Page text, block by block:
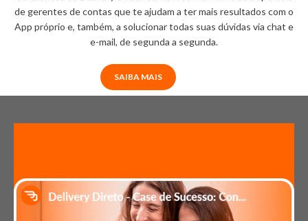
de gerentes de contas que te ajudam a ter mais resultados com o
App próprio e, também, a solucionar todas suas dúvidas via chat e
e-mail, de segunda a segunda.
SAIBA MAIS